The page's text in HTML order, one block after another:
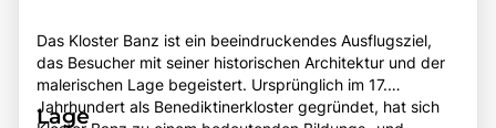
Das Kloster Banz ist ein beeindruckendes Ausflugsziel,
das Besucher mit seiner historischen Architektur und der
malerischen Lage begeistert. Ursprünglich im 17.
Jahrhundert als Benediktinerkloster gegründet, hat sich
Lage